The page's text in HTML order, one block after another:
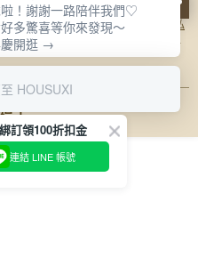
】迪士尼
系列-316不鏽
匙(小童)【5
三件75折】
【HOUSUXI】迪
小美人魚系列-
周年慶↘三件75
行
用 cookie 方式之詳情，及若您不希
cookie 設定，請參閱本網站「
隱私
站即表示您同意本公司得按本網站使
了
！謝謝一路陪伴我們♡
多驚喜等你來發現～
開逛 →
HOUSUXI
訂領100折扣金
連結 LINE 帳號